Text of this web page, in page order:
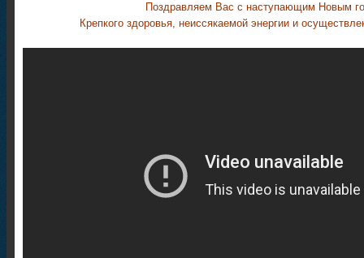
Поздравляем Вас с наступающим Новым
Крепкого здоровья, неиссякаемой энергии и